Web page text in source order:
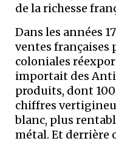
de la richesse
Dans les années
ventes françaises
coloniales
importait des
produits, dont
chiffres
blanc, plus
métal. Et derrière